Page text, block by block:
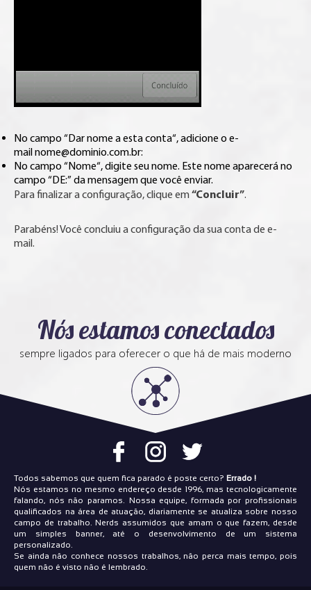
No campo “Dar nome a esta conta“, adicione o e-
mail nome@dominio.com.br:
No campo “Nome“, digite seu nome. Este nome aparecerá no
campo “DE:” da mensagem que você enviar.
Para finalizar a configuração, clique em “Concluir”.
Parabéns! Você concluiu a configuração da sua conta de e-
mail.
Nós estamos conectados
sempre ligados para oferecer o que há de mais moderno
Todos sabemos que quem fica parado é poste certo? Errado !
Nós estamos no mesmo endereço desde 1996, mas tecnologicamente
falando, nós não paramos. Nossa equipe, formada por profissionais
qualificados na área de atuação, diariamente se atualiza sobre nosso
campo de trabalho. Nerds assumidos que amam o que fazem, desde
um simples banner, até o desenvolvimento de um sistema
personalizado.
Se ainda não conhece nossos trabalhos, não perca mais tempo, pois
quem não é visto não é lembrado.